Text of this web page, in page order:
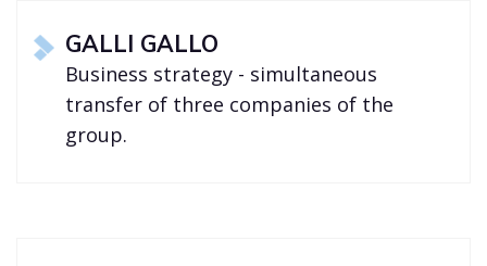
GALLI GALLO
Business strategy - simultaneous
transfer of three companies of the
group.